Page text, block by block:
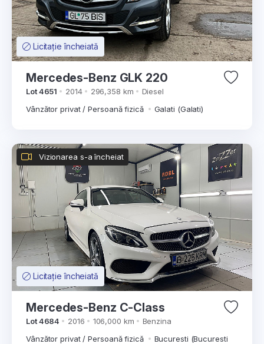
Licitație încheiată
Mercedes-Benz GLK 220
Lot 4651 2014 296,358 km
Diesel
Vânzător privat / Persoană fizică
Galati (Galati)
Licitație încheiată
Vizionarea s-a încheiat
Mercedes-Benz C-Class
Lot 4684 2016 106,000 km
Benzina
Vânzător privat / Persoană fizică
Bucuresti (Bucuresti